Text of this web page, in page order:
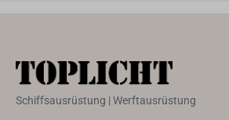
Schiffsausrüstung | Werftausrüstung